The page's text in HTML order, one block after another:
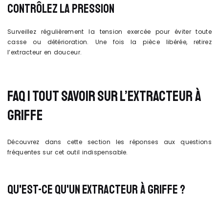
CONTRÔLEZ LA PRESSION
Surveillez régulièrement la tension exercée pour éviter toute
casse ou détérioration. Une fois la pièce libérée, retirez
l’extracteur en douceur.
FAQ | TOUT SAVOIR SUR L’EXTRACTEUR À
GRIFFE
Découvrez dans cette section les réponses aux questions
fréquentes sur cet outil indispensable.
QU'EST-CE QU'UN EXTRACTEUR À GRIFFE ?